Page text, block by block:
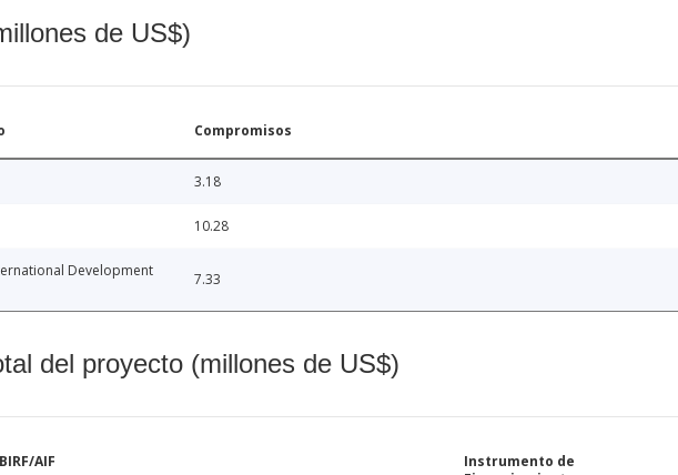
de US$)
Compromisos
3.18
10.28
Development
7.33
del proyecto (millones de US$)
BIRF/AIF
Instrumento de